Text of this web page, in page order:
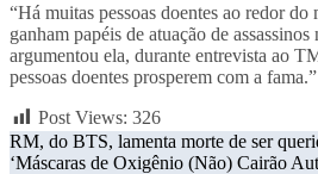
“Há muitas pessoas doentes ao redor do
ganham papéis de atuação de assassinos
argumentou ela, durante entrevista ao
pessoas doentes prosperem com a fama.”
Post Views: 326
Post
RM, do BTS, lamenta morte de ser
‘Máscaras de Oxigênio (Não) Cairão